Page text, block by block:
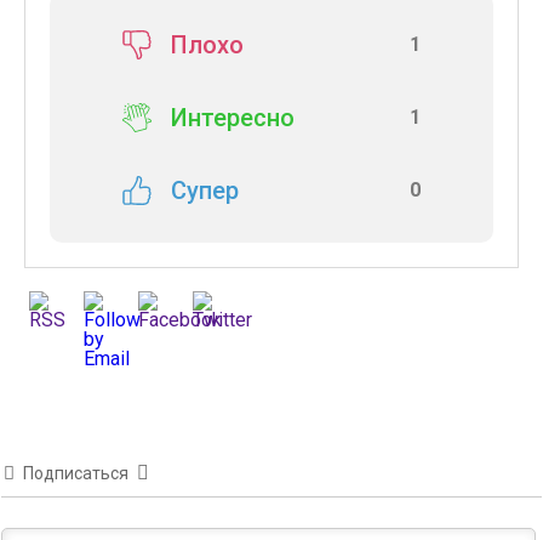
Плохо 1
Интересно 1
Супер 0
Подписаться